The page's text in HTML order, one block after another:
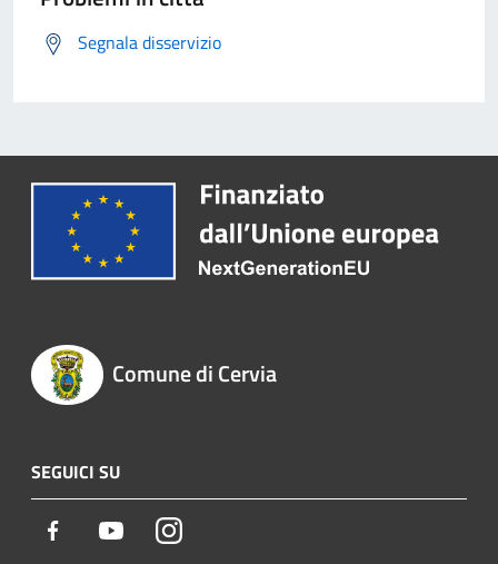
Segnala disservizio
Comune di Cervia
SEGUICI SU
Facebook YoutubeInstagram